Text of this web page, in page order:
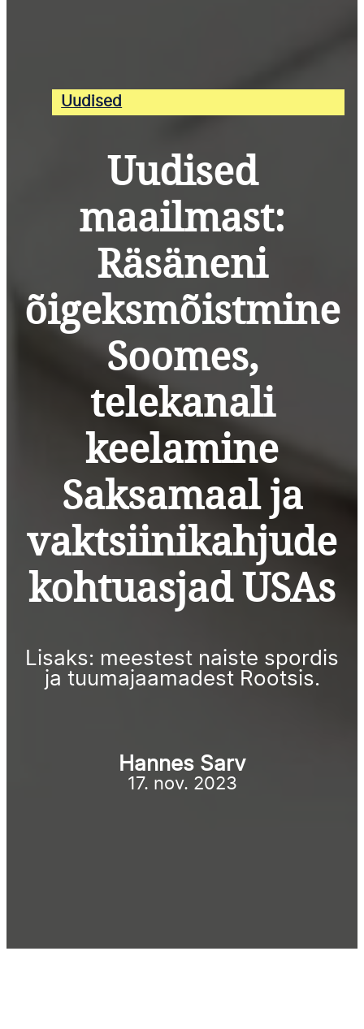
Uudised
Uudised
maailmast:
Räsäneni
õigeksmõistmine
Soomes,
telekanali
keelamine
Saksamaal ja
vaktsiinikahjude
kohtuasjad USAs
Lisaks: meestest naiste spordis
ja tuumajaamadest Rootsis.
Hannes Sarv
17. nov. 2023